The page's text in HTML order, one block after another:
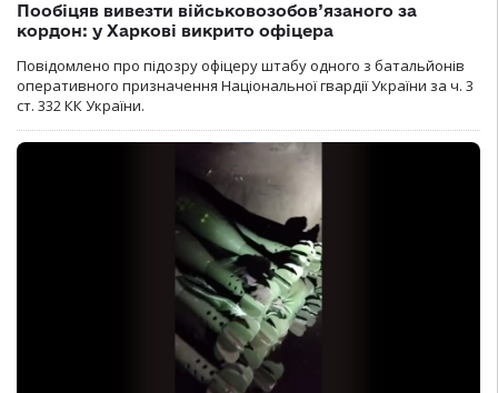
Пообіцяв вивезти військовозобов’язаного за
кордон: у Харкові викрито офіцера
Повідомлено про підозру офіцеру штабу одного з батальйонів
оперативного призначення Національної гвардії України за ч. 3
ст. 332 КК України.